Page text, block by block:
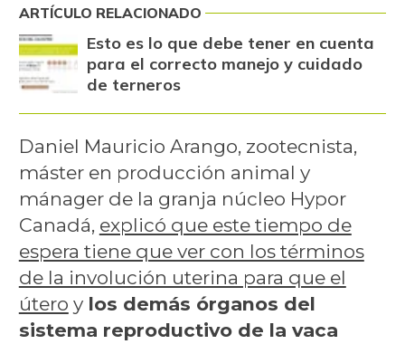
ARTÍCULO RELACIONADO
Esto es lo que debe tener en cuenta
para el correcto manejo y cuidado
de terneros
Daniel Mauricio Arango, zootecnista,
máster en producción animal y
mánager de la granja núcleo Hypor
Canadá, explicó que este tiempo de
espera tiene que ver con los términos
de la involución uterina para que el
útero ylos demás órganos del
sistema reproductivo de la vaca